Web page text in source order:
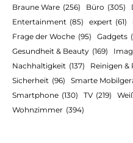
Braune Ware (256) Büro (305)
Entertainment (85) expert (61)
Frage der Woche (95) Gadgets
Gesundheit & Beauty (169)
Nachhaltigkeit (137) Reinigen &
Sicherheit (96) Smarte
Smartphone (130) TV (219)
Wohnzimmer (394)